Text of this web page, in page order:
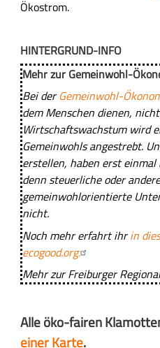
Ökostrom.
HINTERGRUND-INFO
Mehr zur Gemeinwohl-
Bei derGemeinwohl-
dem Menschen dienen,
Wirtschaftswachstum wird
Gemeinwohls angestrebt.
erstellen, haben erst
denn steuerliche oder
gemeinwohlorientierte
nicht.
Noch mehr erfahrt ihrin
ecogood.org.
Mehr zur Freiburger
Alle öko-fairen
einer Karte.